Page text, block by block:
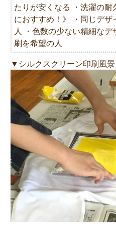
たりが安くなる ・洗濯の耐
におすすめ！》 ・同じデ
人 ・色数の少ない精細な
刷を希望の人
▼シルクスクリーン印刷風景